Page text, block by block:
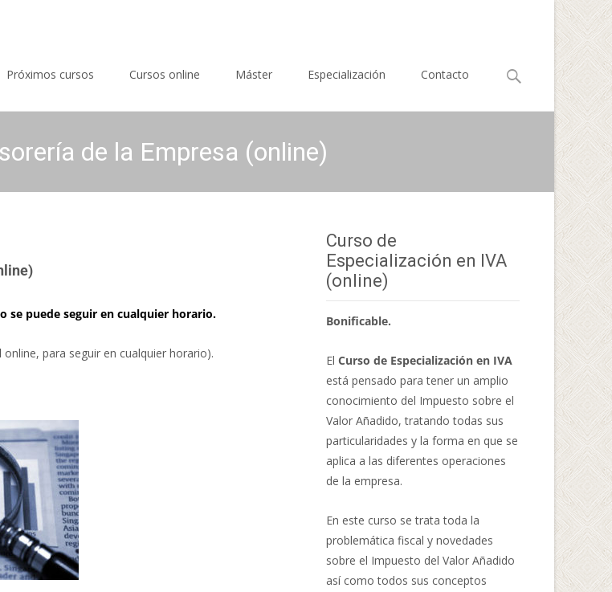
Próximos cursos Cursos online Máster Especialización Contacto
Buscar
de la Empresa (online)
se puede seguir en cualquier horario.
para seguir en cualquier horario).
Curso de
Especialización en IVA
(online)
Bonificable.
El Curso de Especialización en IVA
está pensado para tener un amplio
conocimiento del Impuesto sobre el
Valor Añadido, tratando todas sus
particularidades y la forma en que se
aplica a las diferentes operaciones
de la empresa.
En este curso se trata toda la
problemática fiscal y novedades
sobre el Impuesto del Valor Añadido
así como todos sus conceptos